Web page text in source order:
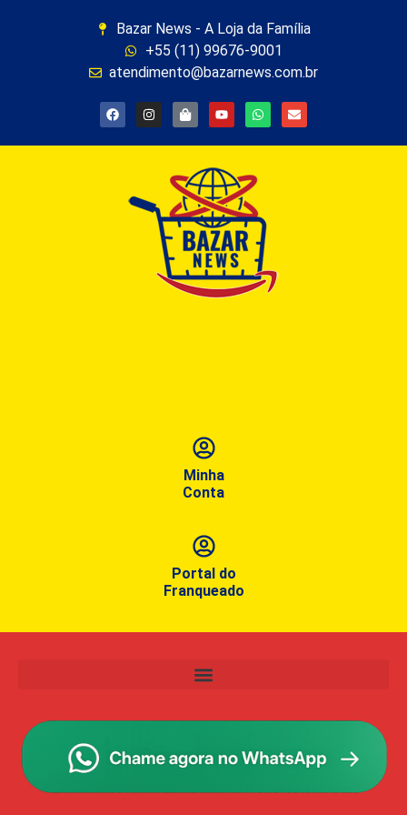
Bazar News - A Loja da Família
+55 (11) 99676-9001
atendimento@bazarnews.com.br
Minha
Conta
Portal do
Franqueado